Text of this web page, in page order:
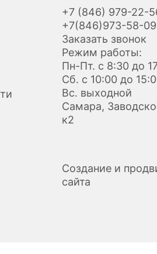
+7 (846) 979-22-
+7(846)973-58-09
Заказать звонок
Режим работы:
Пн-Пт. с 8:30 до
Сб. с 10:00 до
Вс. выходной
Самара,
к2
Создание и
сайта